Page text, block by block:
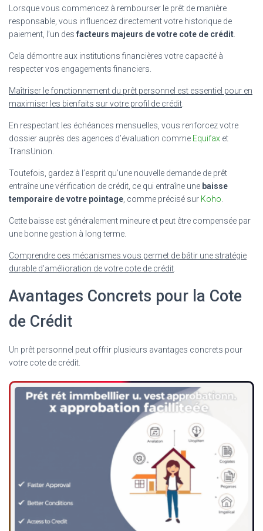
Lorsque vous commencez à rembourser le prêt de manière
responsable, vous influencez directement votre historique de
paiement, l’un des facteurs majeurs de votre cote de crédit
Cela démontre aux institutions financières votre capacité à
respecter vos engagements financiers.
Maîtriser le fonctionnement du prêt personnel est essentiel pour en
maximiser les bienfaits sur votre profil de crédit
En respectant les échéances mensuelles, vous renforcez votre
dossier auprès des agences d’évaluation comme Equifax et
TransUnion.
Toutefois, gardez à l’esprit qu’une nouvelle demande de prêt
entraîne une vérification de crédit, ce qui entraîne une baisse
temporaire de votre pointage , comme précisé sur Koho
Cette baisse est généralement mineure et peut être compensée par
une bonne gestion à long terme.
Comprendre ces mécanismes vous permet de bâtir une stratégie
durable d’amélioration de votre cote de crédit
Avantages Concrets pour la Cote
de Crédit
Un prêt personnel peut offrir plusieurs avantages concrets pour
votre cote de crédit.